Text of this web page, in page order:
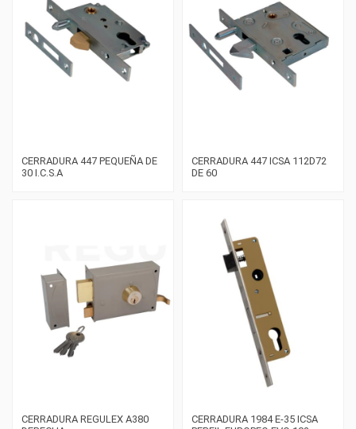
CERRADURA 447 PEQUEÑA DE
30 I.C.S.A
CERRADURA 447 ICSA 112D72
DE 60
CERRADURA REGULEX A380
CERRADURA 1984 E-35 ICSA